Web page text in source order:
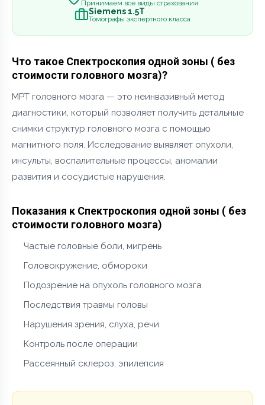
Принимаем все виды страхования
Siemens 1.5Т
Томографы экспертного класса
Что такое Спектроскопия одной зоны ( без
стоимости головного мозга)?
МРТ головного мозга — это неинвазивный метод
диагностики, который позволяет получить детальные
снимки структур головного мозга с помощью
магнитного поля. Исследование выявляет опухоли,
инсульты, воспалительные процессы, аномалии
развития и сосудистые нарушения.
Показания к Спектроскопия одной зоны ( без
стоимости головного мозга)
Частые головные боли, мигрень
Головокружение, обмороки
Подозрение на опухоль головного мозга
Последствия травмы головы
Нарушения зрения, слуха, речи
Контроль после операции
Рассеянный склероз, эпилепсия